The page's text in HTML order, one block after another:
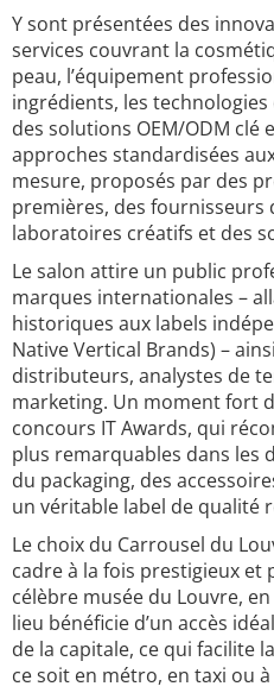
Y sont présentées des
services couvrant la
peau, l’équipement
ingrédients, les
des solutions OEM/ODM clé
approches standardisées
mesure, proposés par des
premières, des fournisseurs
laboratoires créatifs et des
Le salon attire un public
marques internationales –
historiques aux labels
Native Vertical Brands) –
distributeurs, analystes de
marketing. Un moment fort
concours IT Awards, qui
plus remarquables dans les
du packaging, des
un véritable label de qualité
Le choix du Carrousel du
cadre à la fois prestigieux et
célèbre musée du Louvre,
lieu bénéficie d’un accès
de la capitale, ce qui facilite
ce soit en métro, en taxi ou